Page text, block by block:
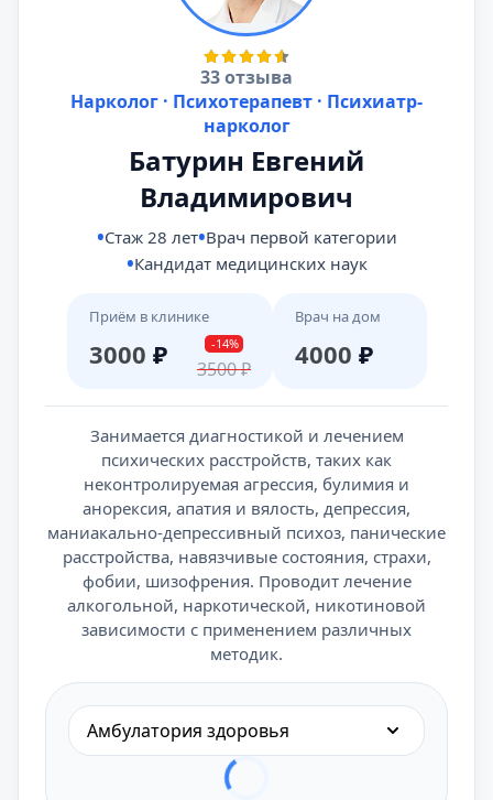
33 отзыва
Нарколог · Психотерапевт · Психиатр-
нарколог
Батурин Евгений
Владимирович
Стаж 28 лет Врач первой категории
Кандидат медицинских наук
Приём в клинике
3000 ₽ -14%
3500₽
Врач на дом
4000 ₽
Занимается диагностикой и лечением
психических расстройств, таких как
неконтролируемая агрессия, булимия и
анорексия, апатия и вялость, депрессия,
маниакально-депрессивный психоз, панические
расстройства, навязчивые состояния, страхи,
фобии, шизофрения. Проводит лечение
алкогольной, наркотической, никотиновой
зависимости с применением различных
методик.
Амбулатория здоровья